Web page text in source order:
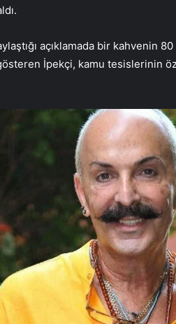
açıklamada bir kahvenin
İpekçi, kamu tesislerinin